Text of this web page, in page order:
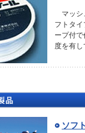
マッ
フトタ
ープ付
度を有し
ソフ